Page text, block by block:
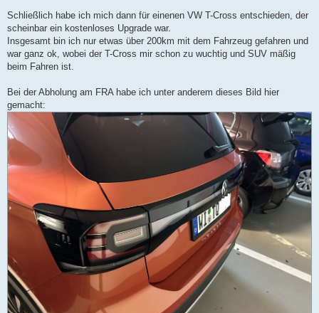
Schließlich habe ich mich dann für einenen VW T-Cross entschieden, der
scheinbar ein kostenloses Upgrade war.
Insgesamt bin ich nur etwas über 200km mit dem Fahrzeug gefahren und
war ganz ok, wobei der T-Cross mir schon zu wuchtig und SUV mäßig
beim Fahren ist.
Bei der Abholung am FRA habe ich unter anderem dieses Bild hier
gemacht: